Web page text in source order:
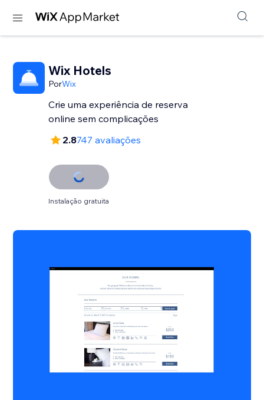
Wix Hotels
PorWix
Crie uma experiência de reserva
online sem complicações
2.8747 avaliações
Instalação gratuita